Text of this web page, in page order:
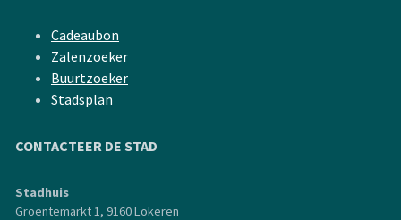
Cadeaubon
Zalenzoeker
Buurtzoeker
Stadsplan
CONTACTEER DE STAD
Stadhuis
Groentemarkt 1, 9160 Lokeren